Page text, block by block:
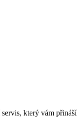
který vám přináší